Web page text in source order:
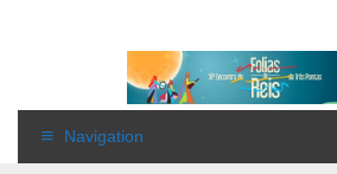
Navigation